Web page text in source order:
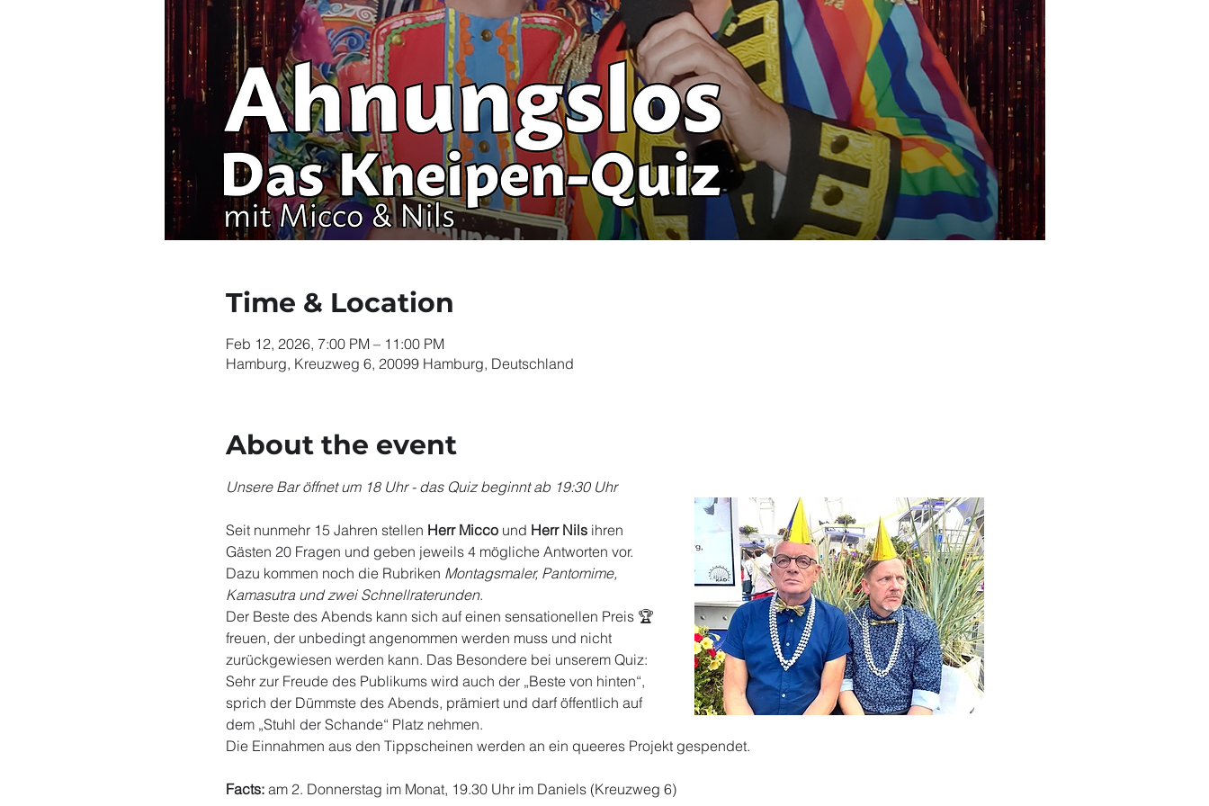
Time & Location
Feb 12, 2026, 7:00 PM – 11:00 PM
Hamburg, Kreuzweg 6, 20099 Hamburg, Deutschland
About the event
Unsere Bar öffnet um 18 Uhr - das Quiz beginnt ab 19:30 Uhr
Seit nunmehr 15 Jahren stellen Herr Micco und Herr Nils ihren
Gästen 20 Fragen und geben jeweils 4 mögliche Antworten vor.
Dazu kommen noch die Rubriken Montagsmaler, Pantomime,
Kamasutra und zwei Schnellraterunden.
Der Beste des Abends kann sich auf einen sensationellen Preis 🏆
freuen, der unbedingt angenommen werden muss und nicht
zurückgewiesen werden kann. Das Besondere bei unserem Quiz:
Sehr zur Freude des Publikums wird auch der „Beste von hinten“,
sprich der Dümmste des Abends, prämiert und darf öffentlich auf
dem „Stuhl der Schande“ Platz nehmen.
Die Einnahmen aus den Tippscheinen werden an ein queeres Projekt gespendet.
Facts: am 2. Donnerstag im Monat, 19.30 Uhr im Daniels (Kreuzweg 6)